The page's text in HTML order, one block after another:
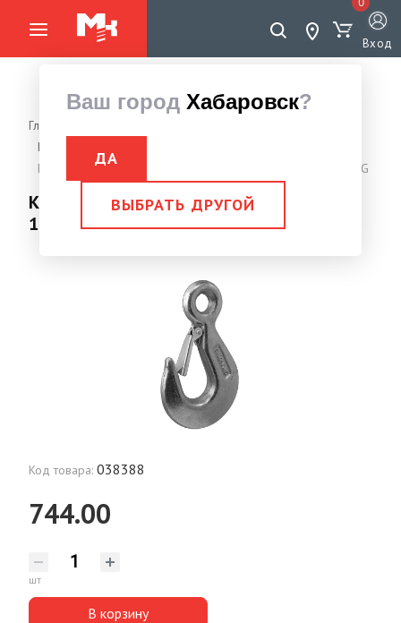
Ваш город Хабаровск?
ДА
ВЫБРАТЬ ДРУГОЙ
Вход
Главная страница
Крюк с предохранителем DIN 689
Крюк с предохранителем DIN 689 оцинк. 1600 кг FORCE LIFTING
Крюк с предохранителем DIN 689 оцинк.
1600 кг FORCE LIFTING
Код товара: 038388
744.00
шт
В корзину